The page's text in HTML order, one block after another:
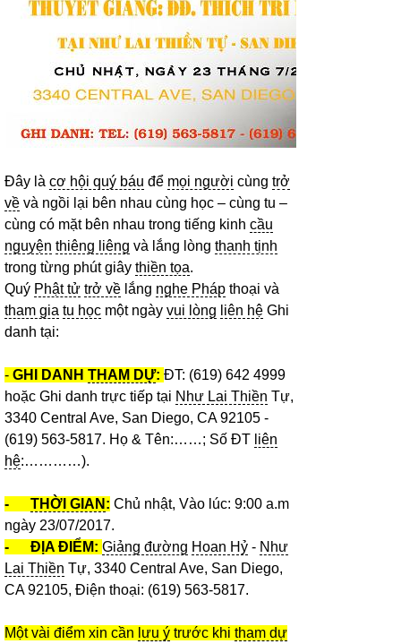
Đây là cơ hội quý báu để mọi người cùng trở
về và ngồi lại bên nhau cùng học – cùng tu –
cùng có mặt bên nhau trong tiếng kinh cầu
nguyện thiêng liêng và lắng lòng thanh tịnh
trong từng phút giây thiền tọa.
Quý Phật tử trở về lắng nghe Pháp thoại và
tham gia tu học một ngày vui lòng liên hệ Ghi
danh tại:
- GHI DANH THAM DỰ: ĐT: (619) 642 4999
hoặc Ghi danh trực tiếp tại Như Lai Thiền Tự,
3340 Central Ave, San Diego, CA 92105 -
(619) 563-5817. Họ & Tên:……; Số ĐT liên
hệ:…………).
- THỜI GIAN : Chủ nhật, Vào lúc: 9:00 a.m
ngày 23/07/2017.
- ĐỊA ĐIỂM: Giảng đường Hoan Hỷ - Như
Lai Thiền Tự, 3340 Central Ave, San Diego,
CA 92105, Điện thoại: (619) 563-5817.
Một vài điểm xin cần lưu ý trước khi tham dự